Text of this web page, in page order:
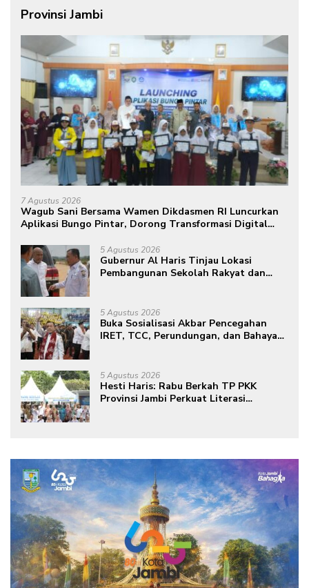
Provinsi Jambi
7 Agustus 2026
Wagub Sani Bersama Wamen Dikdasmen RI Luncurkan
Aplikasi Bungo Pintar, Dorong Transformasi Digital
5 Agustus 2026
Gubernur Al Haris Tinjau Lokasi
Pembangunan Sekolah Rakyat dan
5 Agustus 2026
Buka Sosialisasi Akbar Pencegahan
IRET, TCC, Perundungan, dan Bahaya
masa depan sudah ada di tangan”
5 Agustus 2026
Hesti Haris: Rabu Berkah TP PKK
Provinsi Jambi Perkuat Literasi